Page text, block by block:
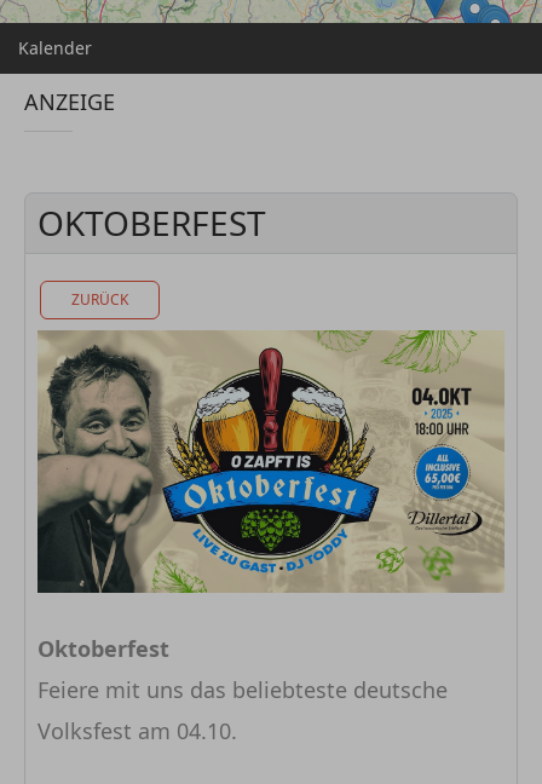
Kalender
ANZEIGE
OKTOBERFEST
ZURÜCK
Oktoberfest
Feiere mit uns das beliebteste deutsche
Volksfest am 04.10.